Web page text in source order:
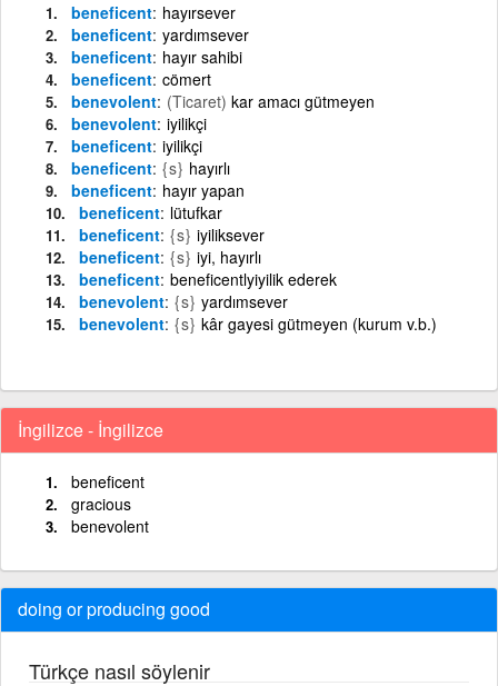
beneficent hayırsever
beneficent yardımsever
beneficent hayır sahibi
beneficent cömert
benevolent (Ticaret) kar amacı gütmeyen
benevolent iyilikçi
beneficent iyilikçi
beneficent {s} hayırlı
beneficent hayır yapan
beneficent lütufkar
beneficent {s} iyiliksever
beneficent {s} iyi, hayırlı
beneficent beneficentlyiyilik ederek
benevolent {s} yardımsever
benevolent {s} kâr gayesi gütmeyen (kurum v.b.)
İngilizce - İngilizce
beneficent
gracious
benevolent
doing or producing good
Türkçe nasıl söylenir